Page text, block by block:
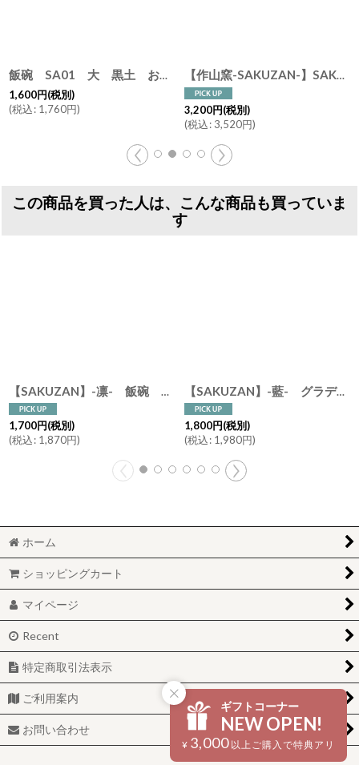
SAKU-hake]
飯碗 SA01 大 黒土 お茶碗 ごはん碗 夫婦茶碗 陶器 日本製 デニムの様なかっこよさ 白 青 黒
1,600円(税別)
(税込: 1,760円)
【作山窯-SAKUZAN-】SAKUZAN DAYS Sara ストライプ カップ&ソーサー Stripe Cup&Saucer /リム皿/コーヒーカップ/サラ/カフェ/磁器/日本製/陶器
3,200円(税別)
(税込: 3,520円)
この商品を買った人は、こんな商品も買っていま
す
【SAKUZAN】-凛- 飯碗 茶碗 ボウル 作山窯 日本製 [
1,700円(税別)
(税込: 1,870円)
【SAKUZAN】-藍- グラデーション 碗 茶碗 ターコイズ ボール カップ お碗 作山窯 日本製 美濃焼 釉薬 涼しげ
1,800円(税別)
(税込: 1,980円)
ホーム
ショッピングカート
マイページ
Recent
特定商取引法表示
ご利用案内
お問い合わせ
ギフトコーナー
NEW OPEN!
¥ 3,000 以上ご購入で特典アリ